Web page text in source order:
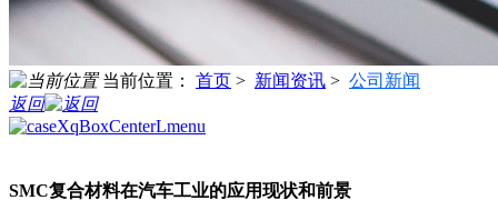
当前位置： 首页 > 新闻资讯 > 公司新闻
返回
SMC复合材料在汽车工业的应用现状和前景